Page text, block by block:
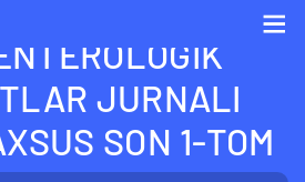
JURNALI
SON 1-TOM